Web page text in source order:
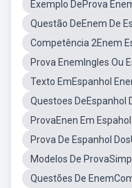
Exemplo DeProva
Questão DeEnem De
Competência 2Enem
Prova EnemIngles Ou
Texto EmEspanhol
Questoes DeEspanhol
ProvaEnen Em Espahol
Prova De Espanhol
Modelos De
Questões De